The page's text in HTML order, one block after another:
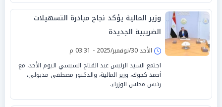
وزير المالية يؤكد نجاح مبادرة التسهيلات
الضريبية الجديدة
الأحد 30/نوفمبر/2025 - 03:31 م
اجتمع السيد الرئيس عبد الفتاح السيسي اليوم الأحد، مع
أحمد كجوك، وزير المالية، والدكتور مصطفى مدبولي،
رئيس مجلس الوزراء.